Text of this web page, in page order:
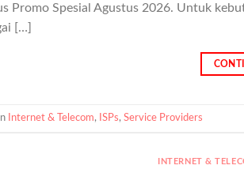
Promo Spesial Agustus 2026. Untuk
[…]
Internet & Telecom, ISPs, Service Providers
INTERNET &